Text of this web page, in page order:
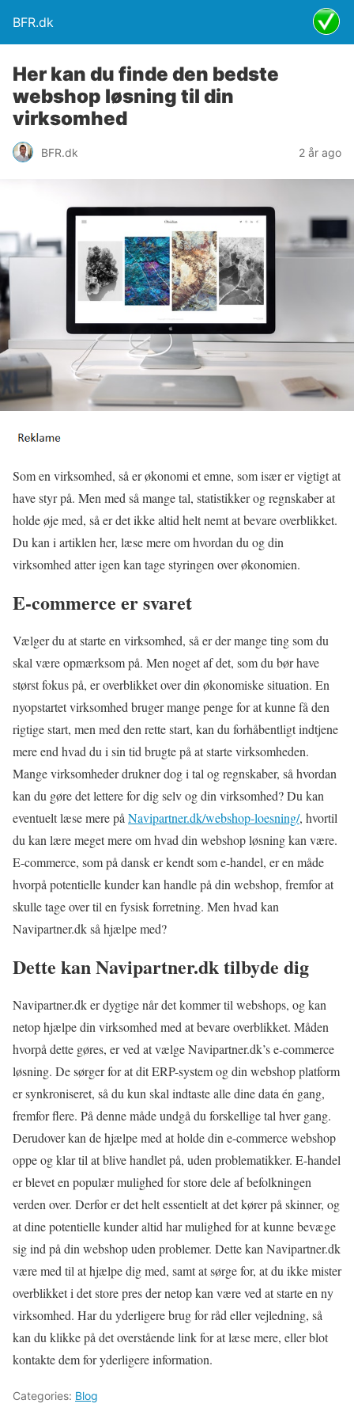
BFR.dk
Her kan du finde den bedste
webshop løsning til din
virksomhed
BFR.dk 2 år ago
Som en virksomhed, så er økonomi et emne, som især er vigtigt at
have styr på. Men med så mange tal, statistikker og regnskaber at
holde øje med, så er det ikke altid helt nemt at bevare overblikket.
Du kan i artiklen her, læse mere om hvordan du og din
virksomhed atter igen kan tage styringen over økonomien.
E-commerce er svaret
Vælger du at starte en virksomhed, så er der mange ting som du
skal være opmærksom på. Men noget af det, som du bør have
størst fokus på, er overblikket over din økonomiske situation. En
nyopstartet virksomhed bruger mange penge for at kunne få den
rigtige start, men med den rette start, kan du forhåbentligt indtjene
mere end hvad du i sin tid brugte på at starte virksomheden.
Mange virksomheder drukner dog i tal og regnskaber, så hvordan
kan du gøre det lettere for dig selv og din virksomhed? Du kan
eventuelt læse mere på Navipartner.dk/webshop-loesning/, hvortil
du kan lære meget mere om hvad din webshop løsning kan være.
E-commerce, som på dansk er kendt som e-handel, er en måde
hvorpå potentielle kunder kan handle på din webshop, fremfor at
skulle tage over til en fysisk forretning. Men hvad kan
Navipartner.dk så hjælpe med?
Dette kan Navipartner.dk tilbyde dig
Navipartner.dk er dygtige når det kommer til webshops, og kan
netop hjælpe din virksomhed med at bevare overblikket. Måden
hvorpå dette gøres, er ved at vælge Navipartner.dk’s e-commerce
løsning. De sørger for at dit ERP-system og din webshop platform
er synkroniseret, så du kun skal indtaste alle dine data én gang,
fremfor flere. På denne måde undgå du forskellige tal hver gang.
Derudover kan de hjælpe med at holde din e-commerce webshop
oppe og klar til at blive handlet på, uden problematikker. E-handel
er blevet en populær mulighed for store dele af befolkningen
verden over. Derfor er det helt essentielt at det kører på skinner, og
at dine potentielle kunder altid har mulighed for at kunne bevæge
sig ind på din webshop uden problemer. Dette kan Navipartner.dk
være med til at hjælpe dig med, samt at sørge for, at du ikke mister
overblikket i det store pres der netop kan være ved at starte en ny
virksomhed. Har du yderligere brug for råd eller vejledning, så
kan du klikke på det overstående link for at læse mere, eller blot
kontakte dem for yderligere information.
Categories: Blog